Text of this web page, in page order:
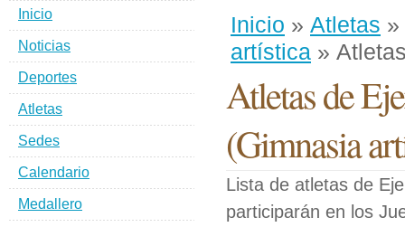
Inicio » Atletas »
artística »
Atletas de
(Gimnasia
Lista de atletas de
participarán en los
Inicio
Noticias
Deportes
Atletas
Sedes
Calendario
Medallero